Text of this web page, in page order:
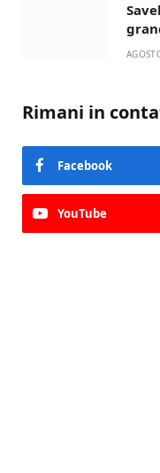
Rimani in
Facebook
YouTube